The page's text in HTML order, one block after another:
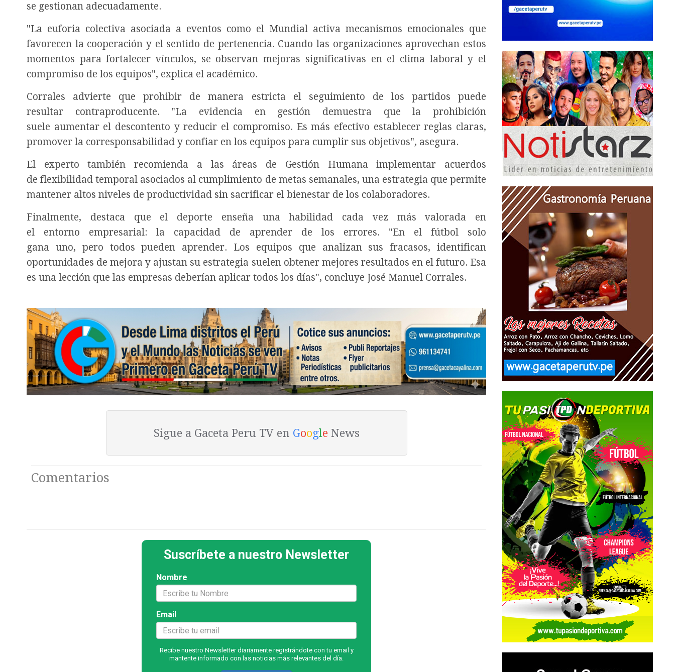
se gestionan adecuadamente.
"La euforia colectiva asociada a eventos como el Mundial activa mecanismos emocionales que
favorecen la cooperación y el sentido de pertenencia. Cuando las organizaciones aprovechan estos
momentos para fortalecer vínculos, se observan mejoras significativas en el clima laboral y el
compromiso de los equipos", explica el académico.
Corrales advierte que prohibir de manera estricta el seguimiento de los partidos puede
resultar contraproducente. "La evidencia en gestión demuestra que la prohibición
suele aumentar el descontento y reducir el compromiso. Es más efectivo establecer reglas claras,
promover la corresponsabilidad y confiar en los equipos para cumplir sus objetivos", asegura.
El experto también recomienda a las áreas de Gestión Humana implementar acuerdos
de flexibilidad temporal asociados al cumplimiento de metas semanales, una estrategia que permite
mantener altos niveles de productividad sin sacrificar el bienestar de los colaboradores.
Finalmente, destaca que el deporte enseña una habilidad cada vez más valorada en
el entorno empresarial: la capacidad de aprender de los errores. "En el fútbol solo
gana uno, pero todos pueden aprender. Los equipos que analizan sus fracasos, identifican
oportunidades de mejora y ajustan su estrategia suelen obtener mejores resultados en el futuro. Esa
es una lección que las empresas deberían aplicar todos los días", concluye José Manuel Corrales.
Sigue a Gaceta Peru TV en GoogleNews
Comentarios
Suscríbete a nuestro Newsletter
Nombre
Email
Recibe nuestro Newsletter diariamente registrándote con tu email y
mantente informado con las noticias más relevantes del día.